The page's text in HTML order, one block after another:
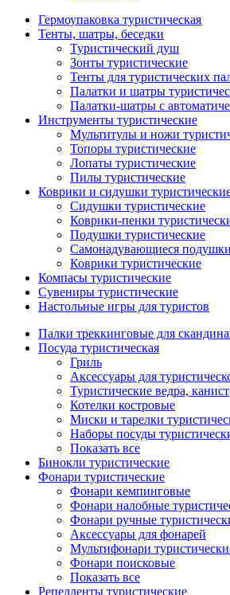
Гермоупаковка туристическая
Тенты, шатры, беседки
Туристический душ
Зонты туристические
Тенты для туристических
Палатки и шатры
Палатки-шатры с
Инструменты туристические
Мультитулы и ножи
Топоры туристические
Лопаты туристические
Пилы туристические
Коврики и сидушки
Сидушки туристические
Коврики-пенки
Подушки туристические
Самонадувающиеся подушки
Коврики туристические
Компасы туристические
Сувениры туристические
Настольные игры для туристов
Палки треккинговые для
Посуда туристическая
Гриль
Аксессуары для
Туристические ведра,
Котелки костровые
Миски и тарелки
Наборы посуды
Показать все
Бинокли туристические
Фонари туристические
Фонари кемпинговые
Фонари налобные
Фонари ручные
Аксессуары для фонарей
Мультифонари
Фонари поисковые
Показать все
Репелленты туристические